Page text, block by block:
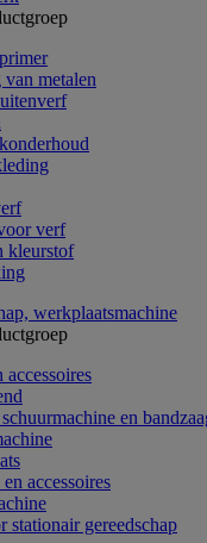
metalen
verf
kleurstof
werkplaatsmachine
en
accessoires
stationair gereedschap